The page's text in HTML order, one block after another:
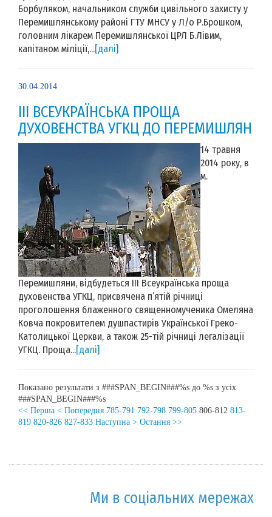
Борбуляком, начальником служби цивільного захисту у
Перемишлянському районі ГТУ МНСУ у Л/о Р.Брошком,
головним лікарем Перемишлянської ЦРЛ Б.Лівим,
капітаном міліції,...[далі]
30.04.2014
ІІІ ВСЕУКРАЇНСЬКА ПРОЩА
ДУХОВЕНСТВА УГКЦ ДО ПЕРЕМИШЛЯН
14 травня
2014 року, в
м.
Перемишляни, відбудеться ІІІ Всеукраїнська проща
духовенства УГКЦ, присвячена п’ятій річниці
проголошення блаженного священномученика Омеляна
Ковча покровителем душпастирів Української Греко-
Католицької Церкви, а також 25-тій річниці легалізації
УГКЦ. Проща...[далі]
Показано результати з ###SPAN_BEGIN###%s до %s з усіх
###SPAN_BEGIN###%s
<< Перша < Попередня 785-791 792-798 799-805 806-812 813-
819 820-826 827-833 Наступна > Остання >>
Ми в соціальних мережах